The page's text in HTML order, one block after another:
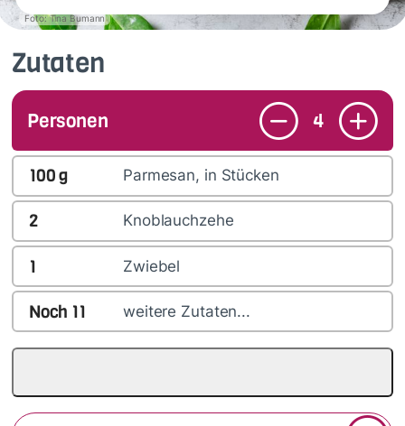
Foto: Tina Bumann
Zutaten
Personen 4
100g Parmesan, in Stücken
2 Knoblauchzehe
1 Zwiebel
Noch 11 weitere Zutaten...